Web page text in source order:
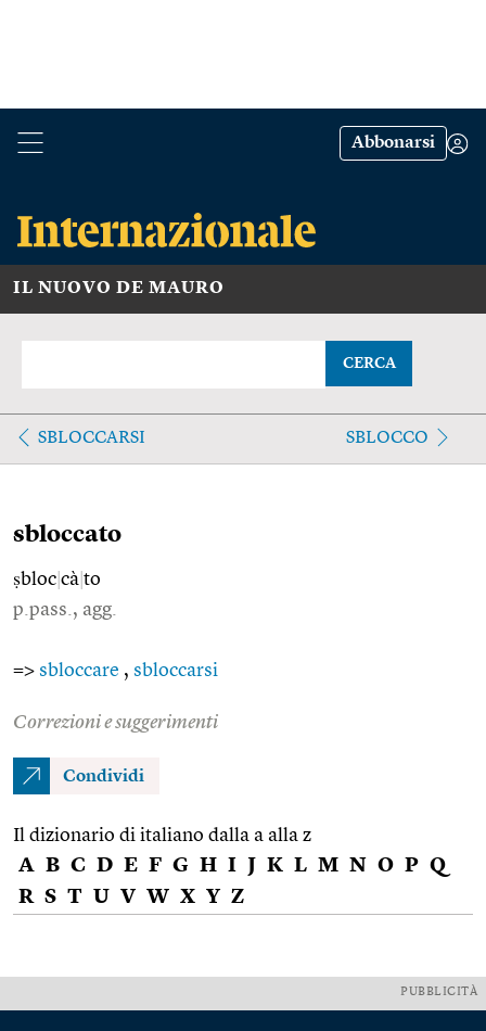
Abbonarsi
IL NUOVO DE MAURO
CERCA
SBLOCCARSI SBLOCCO
sbloccato
ṣbloc cà to
p.pass., agg.
=> sbloccare , sbloccarsi
Correzioni e suggerimenti
Condividi
Il dizionario di italiano dalla a alla z
A B C D E F G H I J K L M N O P Q
R S T U V W X Y Z
PUBBLICITÀ